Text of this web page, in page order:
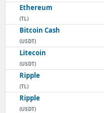
Ethereum
(TL)
Bitcoin Cash
(USDT)
Litecoin
(USDT)
Ripple
(TL)
Ripple
(USDT)